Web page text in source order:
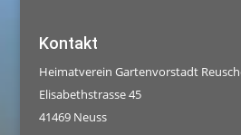
Kontakt
Heimatverein Gartenvorstadt
Elisabethstrasse 45
41469 Neuss